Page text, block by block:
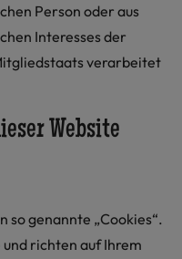
Person oder aus
Interesses der
verarbeitet
Website
genannte „Cookies“.
richten auf Ihrem